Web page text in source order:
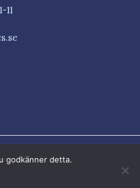
11
Cookiepolicy
godkänner detta.